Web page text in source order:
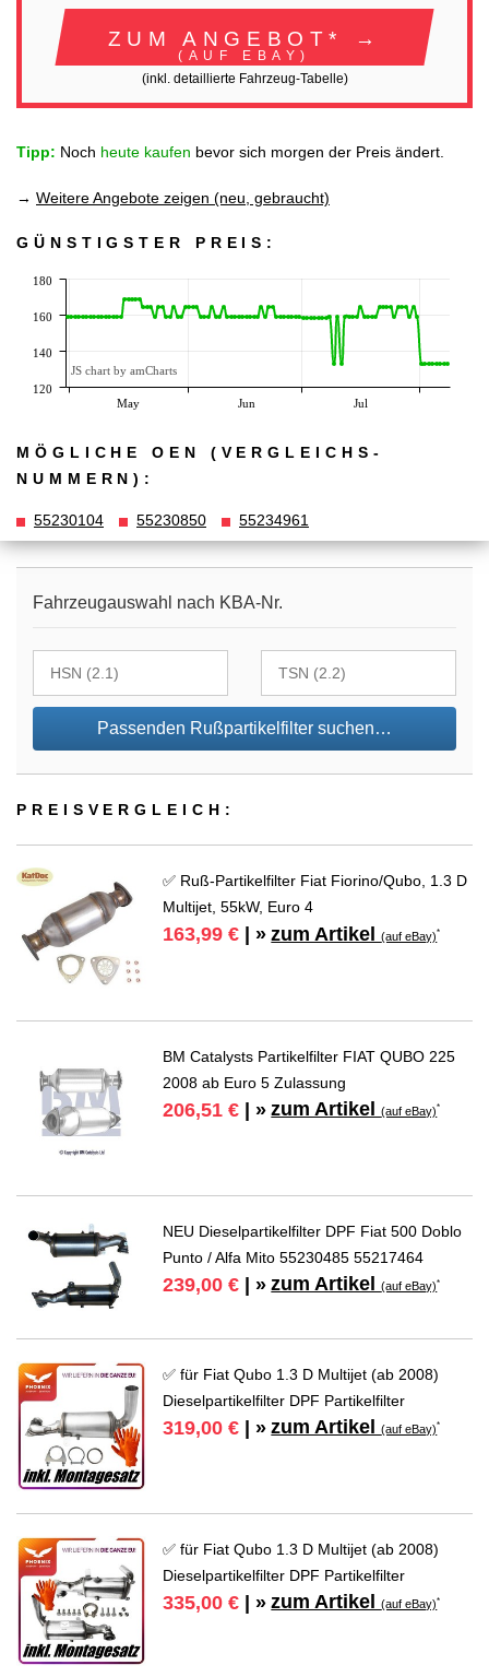
ZUM ANGEBOT* →
(AUF EBAY)
(inkl. detaillierte Fahrzeug-Tabelle)
Tipp: Noch heute kaufen bevor sich morgen der Preis ändert.
→ Weitere Angebote zeigen (neu, gebraucht)
GÜNSTIGSTER PREIS:
May Jun Jul
120
140
160
180
JS chart by amCharts
MÖGLICHE OEN (VERGLEICHS­
NUMMERN):
55230104 55230850 55234961
Fahrzeugauswahl nach KBA-Nr.
Passenden Rußpartikelfilter suchen…
PREIS­VER­GLEICH:
✅ Ruß-Partikelfilter Fiat Fiorino/Qubo, 1.3 D
Multijet, 55kW, Euro 4
163,99 € | » zum Artikel(auf eBay)*
BM Catalysts Partikelfilter FIAT QUBO 225
2008 ab Euro 5 Zulassung
206,51 € | » zum Artikel(auf eBay)*
NEU Dieselpartikelfilter DPF Fiat 500 Doblo
Punto / Alfa Mito 55230485 55217464
239,00 € | » zum Artikel(auf eBay)*
✅ für Fiat Qubo 1.3 D Multijet (ab 2008)
Dieselpartikelfilter DPF Partikelfilter
319,00 € | » zum Artikel(auf eBay)*
✅ für Fiat Qubo 1.3 D Multijet (ab 2008)
Dieselpartikelfilter DPF Partikelfilter
335,00 € | » zum Artikel(auf eBay)*